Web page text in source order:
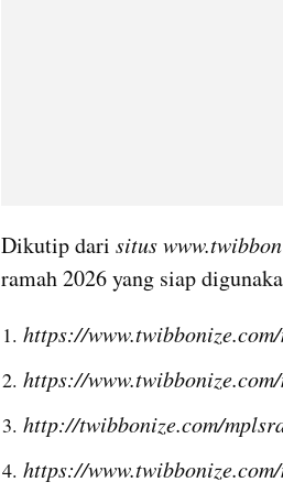
Dikutip dari situs
ramah 2026 yang siap
https://
https://
http://twibbonize.com/
https://